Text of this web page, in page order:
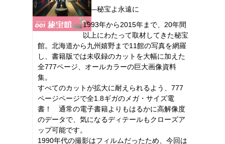
――秘宝よ永遠に
1993年から2015年まで、20年間
以上にわたって取材してきた秘宝
館。北海道から九州嬉野まで11館の写真を網羅
し、書籍版では未収録のカットを大幅に加えた
全777ページ、オールカラーの巨大画像資料
集。
すべてのカットが拡大に耐えられるよう、777
ページページで全1.8ギガのメガ・サイズ電
書！ 通常の電子書籍よりもはるかに高解像度
のデータで、気になるディテールもクローズア
ップ可能です。
1990年代の撮影はフィルムだったため、今回は